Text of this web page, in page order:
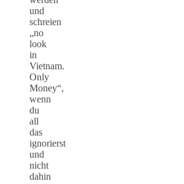
und
schreien
„no
look
in
Vietnam.
Only
Money“,
wenn
du
all
das
ignorierst
und
nicht
dahin